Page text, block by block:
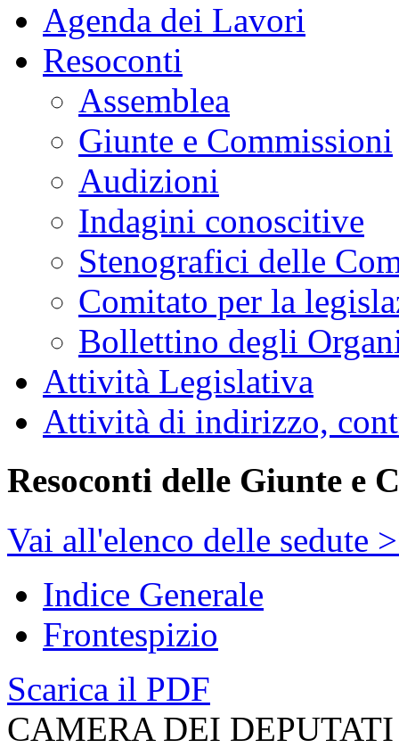
Agenda dei Lavori
Resoconti
Assemblea
Giunte e Commissioni
Audizioni
Indagini conoscitive
Stenografici delle
Comitato per la
Bollettino degli
Attività Legislativa
Attività di indirizzo,
Resoconti delle Giunte e
Vai all'elenco delle sedute
Indice Generale
Frontespizio
Scarica il PDF
CAMERA DEI DEPUTATI